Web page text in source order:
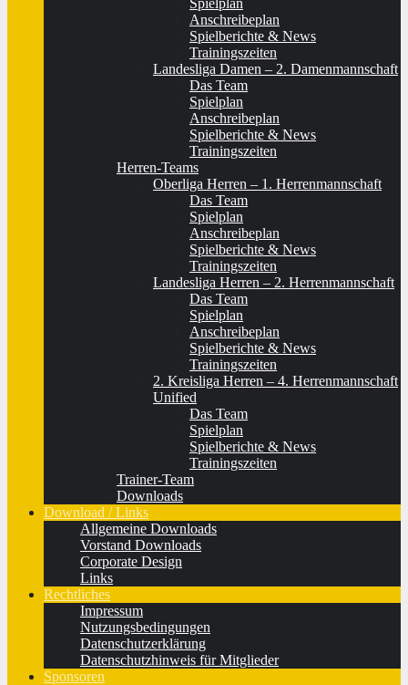
Spielplan
Anschreibeplan
Spielberichte & News
Trainingszeiten
Landesliga Damen – 2. Damenmannschaft
Das Team
Spielplan
Anschreibeplan
Spielberichte & News
Trainingszeiten
Herren-Teams
Oberliga Herren – 1. Herrenmannschaft
Das Team
Spielplan
Anschreibeplan
Spielberichte & News
Trainingszeiten
Landesliga Herren – 2. Herrenmannschaft
Das Team
Spielplan
Anschreibeplan
Spielberichte & News
Trainingszeiten
2. Kreisliga Herren – 4. Herrenmannschaft
Unified
Das Team
Spielplan
Spielberichte & News
Trainingszeiten
Trainer-Team
Downloads
Download / Links
Allgemeine Downloads
Vorstand Downloads
Corporate Design
Links
Rechtliches
Impressum
Nutzungsbedingungen
Datenschutzerklärung
Datenschutzhinweis für Mitglieder
Sponsoren